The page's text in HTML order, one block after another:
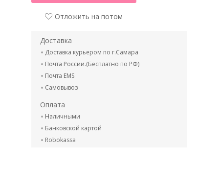
Отложить на потом
Доставка
Доставка курьером по г.Самара
Почта России.(Бесплатно по РФ)
Почта EMS
Самовывоз
Оплата
Наличными
Банковской картой
Robokassa